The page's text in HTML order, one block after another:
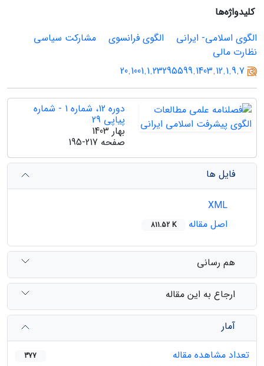
کلیدواژه‌ها
الگوی اسلامی- ایرانی
الگوی فرانسوی
مشارکت سیاسی
نظارت مالی
20.1001.1.23295599.1403.12.1.9.7
دوره 12، شماره 1 - شماره
پیاپی 29
بهار 1403
صفحه 195-217
فایل ها
اصل مقاله
811.52 K
هم رسانی
ارجاع به این مقاله
آمار
تعداد مشاهده مقاله
377